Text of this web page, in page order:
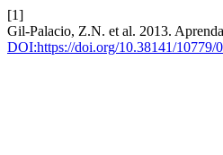
[1]
Gil-Palacio, Z.N. et al. 2013.
DOI:https://doi.org/10.38141/10779/